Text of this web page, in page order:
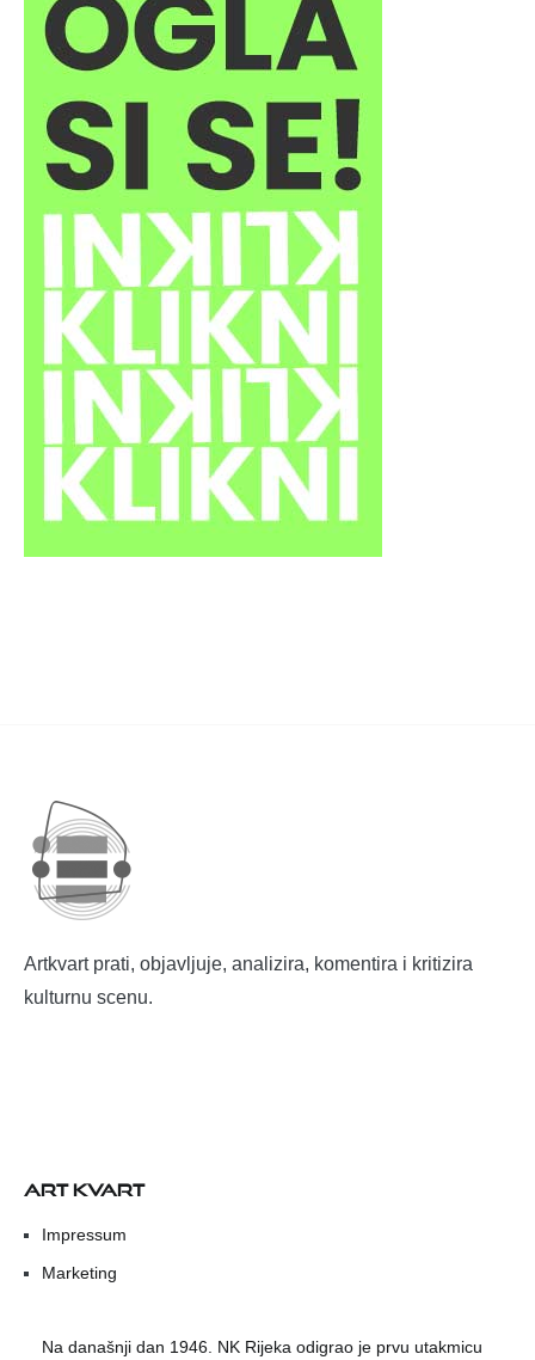
Artkvart prati, objavljuje, analizira, komentira i kritizira
kulturnu scenu.
ART KVART
Impressum
Marketing
Na današnji dan 1946. NK Rijeka odigrao je prvu utakmicu